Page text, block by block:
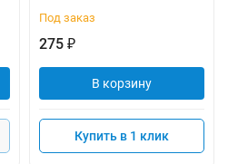
Под заказ
275 ₽
В корзину
Купить в 1 клик